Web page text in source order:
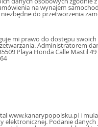
na wynajem
do przetworzenia
mi prawo do dostępu
Administratorem
Playa Honda Calle Mastil 49
www.kanarypopolsku.pl i
poczty elektronicznej, oraz sms, mms na podany numer telefonu, a